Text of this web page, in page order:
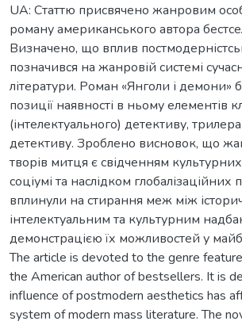
UA: Статтю присвячено жанровим
роману американського автора
Визначено, що вплив
позначився на жанровій системі
літератури. Роман «Янголи і демони»
позиції наявності в ньому елементів
(інтелектуального) детективу,
детективу. Зроблено висновок, що
творів митця є свідченням
соціумі та наслідком глобалізаційних
вплинули на стирання меж між
інтелектуальним та культурним
демонстрацією їх можливостей у
The article is devoted to the genre
the American author of bestsellers. It is
influence of postmodern aesthetics has
system of modern mass literature. The